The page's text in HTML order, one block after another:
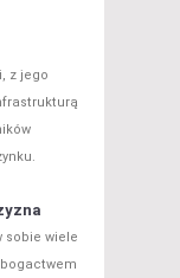
z jego
sobie wiele